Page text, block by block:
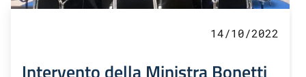
14/10/2022
Intervento della Ministra Bonetti